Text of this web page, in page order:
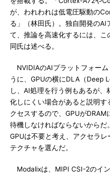
が、われわれは低電圧駆動の
る」（林田氏）。独自開発の
て、推論を高速化するには、こ
同氏は述べる。
NVIDIAのAIプラットフォー
うに、GPUの横にDLA（Deep
し、AI処理を行う例もあるが
化しにくい場合があると説明す
クセスするので、GPUが
待機しなければならないから
GPUは不要と考え、アクセラ
テクチャを選んだ。
Modalixは、MIPI CSI-2のイ